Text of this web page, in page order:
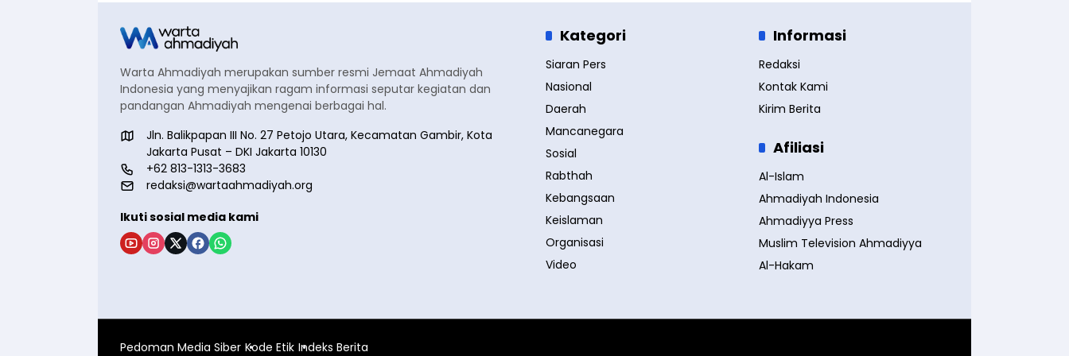
Warta Ahmadiyah merupakan sumber resmi Jemaat Ahmadiyah
Indonesia yang menyajikan ragam informasi seputar kegiatan dan
pandangan Ahmadiyah mengenai berbagai hal.
Jln. Balikpapan III No. 27 Petojo Utara, Kecamatan Gambir, Kota
Jakarta Pusat – DKI Jakarta 10130
+62 813-1313-3683
redaksi@wartaahmadiyah.org
Ikuti sosial media kami
Kategori
Siaran Pers
Nasional
Daerah
Mancanegara
Sosial
Rabthah
Kebangsaan
Keislaman
Organisasi
Video
Informasi
Redaksi
Kontak Kami
Kirim Berita
Afiliasi
Al-Islam
Ahmadiyah Indonesia
Ahmadiyya Press
Muslim Television Ahmadiyya
Al-Hakam
Pedoman Media Siber Kode Etik Indeks Berita